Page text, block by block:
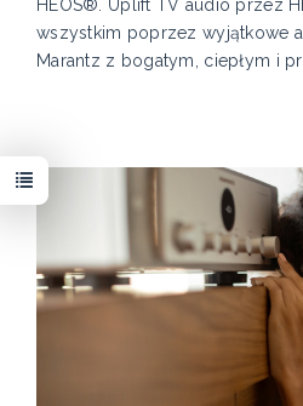
HEOS®. Uplift TV audio przez
wszystkim poprzez wyjątkowe
Marantz z bogatym, ciepłym i